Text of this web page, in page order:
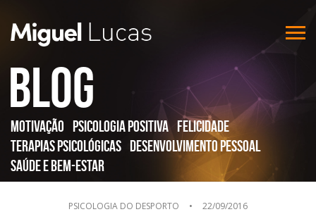
Blog
Motivação Psicologia Positiva Felicidade
Terapias Psicológicas Desenvolvimento Pessoal
Saúde e Bem-Estar
PSICOLOGIA DO DESPORTO • 22/09/2016